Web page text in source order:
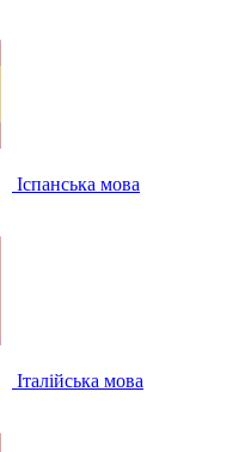
Іспанська мова
Італійська мова